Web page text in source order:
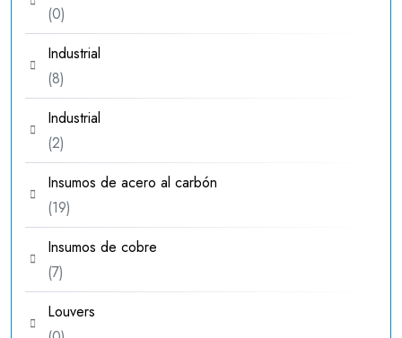
00
productos
Industrial
88
productos
Industrial
22
productos
Insumos de acero al carbón
1919
productos
Insumos de cobre
77
productos
Louvers